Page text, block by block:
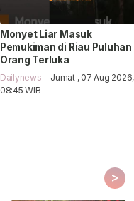
Monyet Liar Masuk
Pemukiman di Riau Puluhan
Orang Terluka
Dailynews - Jumat , 07 Aug 2026,
08:45 WIB
>